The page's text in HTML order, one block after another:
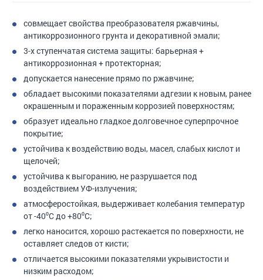
совмещает свойства преобразователя ржавчины,
антикоррозионного грунта и декоративной эмали;
3-х ступенчатая система защиты: барьерная +
антикоррозионная + протекторная;
допускается нанесение прямо по ржавчине;
обладает высокими показателями адгезии к новым, ранее
окрашенным и пораженным коррозией поверхностям;
образует идеально гладкое долговечное суперпрочное
покрытие;
устойчива к воздействию воды, масел, слабых кислот и
щелочей;
устойчива к выгоранию, не разрушается под
воздействием УФ-излучения;
атмосферостойкая, выдерживает колебания температур
от -40⁰C до +80⁰С;
легко наносится, хорошо растекается по поверхности, не
оставляет следов от кисти;
отличается высокими показателями укрывистости и
низким расходом;